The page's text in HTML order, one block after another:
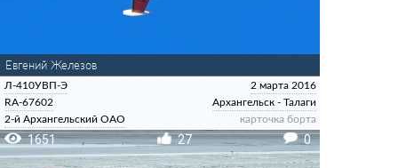
Евгений Железов
Л-410УВП-Э
RA-67602
2-й Архангельский ОАО
2 марта 2016
Архангельск - Талаги
карточка борта
1651 27 0